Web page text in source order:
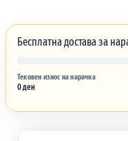
Бесплатна достава за
Тековен износ на нарачка
0 ден